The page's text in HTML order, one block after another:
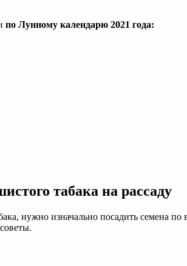
по Лунному календарю 2021 года:
табака на рассаду
нужно изначально посадить семена